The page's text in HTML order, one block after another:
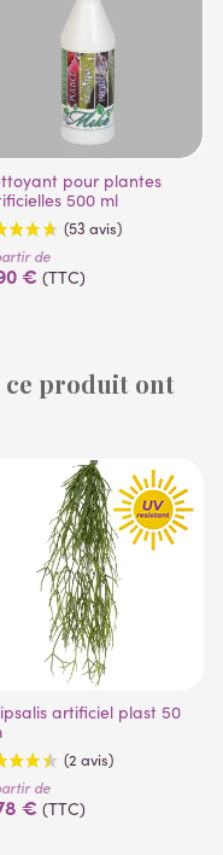
500 ml
(53 avis)
de
€ (TTC)
ce produit ont
de
€ (TTC)